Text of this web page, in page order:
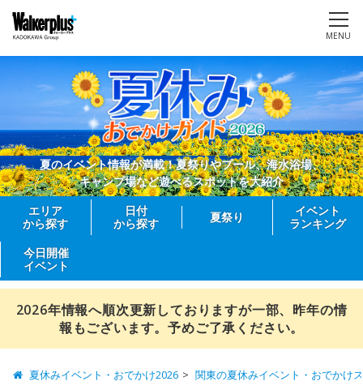
MENU
夏のイベント情報が満載！夏祭りやプール、海水浴場、
キャンプ場など遊べるスポットを大紹介
エリア
から探す
日付
から探す
夏祭り
イベント
ランキング
今日開催
イベント
2026年情報へ順次更新しておりますが一部、昨年の情
報もございます。予めご了承ください。
夏休みイベント・おでかけ2026 関東の夏休みイベント・おでかけ